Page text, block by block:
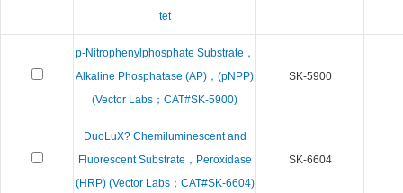
tet
p-Nitrophenylphosphate Substrate，
Alkaline Phosphatase (AP)，(pNPP)
(Vector Labs；CAT#SK-5900)
SK-5900
DuoLuX? Chemiluminescent and
Fluorescent Substrate，Peroxidase
(HRP) (Vector Labs；CAT#SK-6604)
SK-6604